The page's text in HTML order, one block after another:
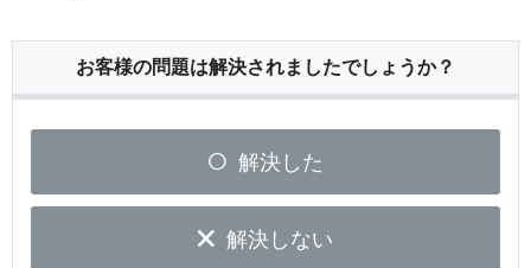
お客様の問題は解決されましたでしょうか？
解決した
解決しない